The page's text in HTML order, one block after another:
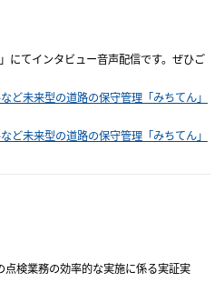
にてインタビュー音声配信です。ぜひご
未来型の道路の保守管理「みちてん」
未来型の道路の保守管理「みちてん」
検業務の効率的な実施に係る実証実